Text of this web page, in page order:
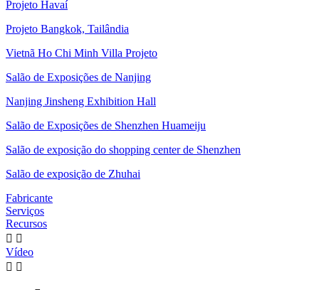
Projeto Havaí
Projeto Bangkok, Tailândia
Vietnã Ho Chi Minh Villa Projeto
Salão de Exposições de Nanjing
Nanjing Jinsheng Exhibition Hall
Salão de Exposições de Shenzhen Huameiju
Salão de exposição do shopping center de Shenzhen
Salão de exposição de Zhuhai
Fabricante
Serviços
Recursos
 
Vídeo
 